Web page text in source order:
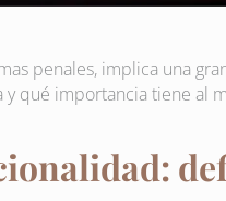
penales, implica una
qué importancia tiene al